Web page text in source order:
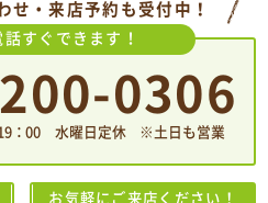
せ・来店予約も受付中！
すぐできます！
0306
19：00 水曜日定休 ※土日も営業
お気軽にご来店ください！